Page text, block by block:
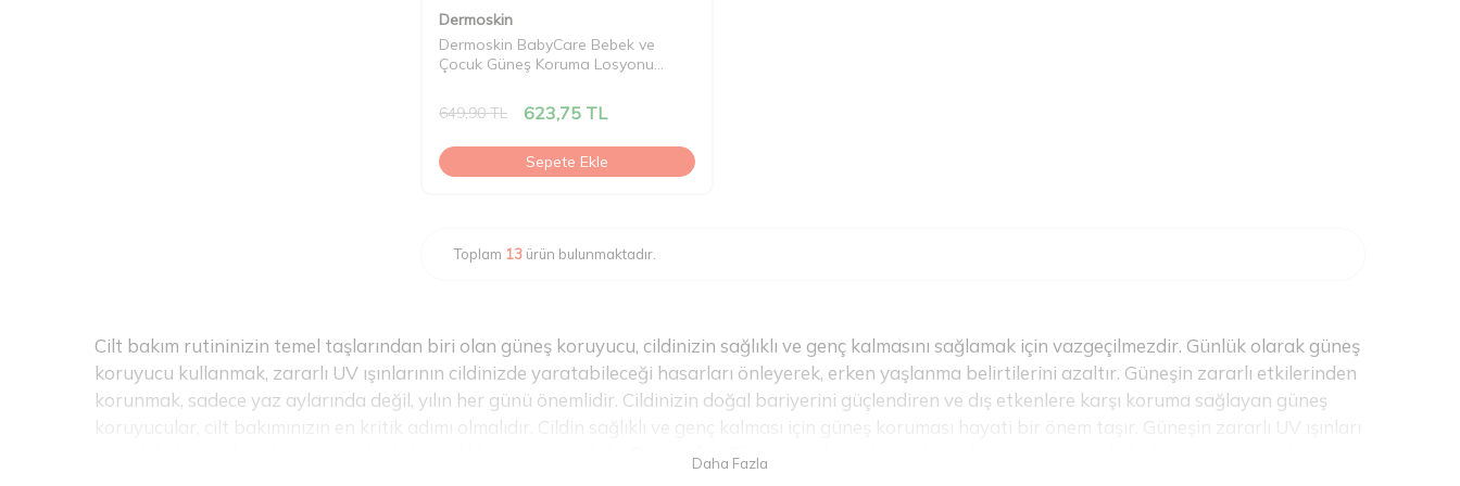
Dermoskin
Dermoskin BabyCare Bebek ve
Çocuk Güneş Koruma Losyonu
649,90TL 623,75 TL
Sepete Ekle
Toplam 13 ürün bulunmaktadır.
Cilt bakım rutininizin temel taşlarından biri olan güneş koruyucu, cildinizin sağlıklı ve genç kalmasını sağlamak için vazgeçilmezdir. Günlük olarak güneş
koruyucu kullanmak, zararlı UV ışınlarının cildinizde yaratabileceği hasarları önleyerek, erken yaşlanma belirtilerini azaltır. Güneşin zararlı etkilerinden
korunmak, sadece yaz aylarında değil, yılın her günü önemlidir. Cildinizin doğal bariyerini güçlendiren ve dış etkenlere karşı koruma sağlayan güneş
koruyucular, cilt bakımınızın en kritik adımı olmalıdır. Cildin sağlıklı ve genç kalması için güneş koruması hayati bir önem taşır. Güneşin zararlı UV ışınları
Dermoskin Güneş